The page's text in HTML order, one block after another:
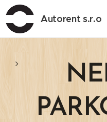
Autorent s.r.o